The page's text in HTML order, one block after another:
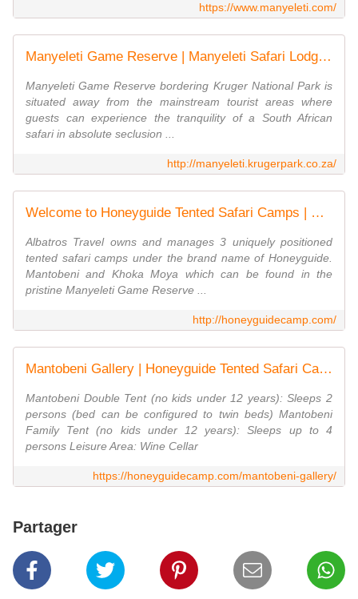
https://www.manyeleti.com/
Manyeleti Game Reserve | Manyeleti Safari Lodge Accommodation
Manyeleti Game Reserve bordering Kruger National Park is
situated away from the mainstream tourist areas where
guests can experience the tranquility of a South African
safari in absolute seclusion ...
http://manyeleti.krugerpark.co.za/
Welcome to Honeyguide Tented Safari Camps | Honeyguide Tented Safari Camps
Albatros Travel owns and manages 3 uniquely positioned
tented safari camps under the brand name of Honeyguide.
Mantobeni and Khoka Moya which can be found in the
pristine Manyeleti Game Reserve ...
http://honeyguidecamp.com/
Mantobeni Gallery | Honeyguide Tented Safari Camps
Mantobeni Double Tent (no kids under 12 years): Sleeps 2
persons (bed can be configured to twin beds) Mantobeni
Family Tent (no kids under 12 years): Sleeps up to 4
persons Leisure Area: Wine Cellar
https://honeyguidecamp.com/mantobeni-gallery/
Partager